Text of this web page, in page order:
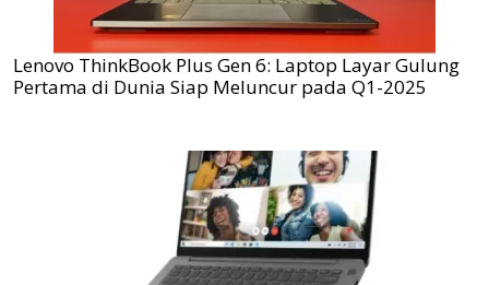
Lenovo ThinkBook Plus Gen 6: Laptop Layar Gulung
Pertama di Dunia Siap Meluncur pada Q1-2025